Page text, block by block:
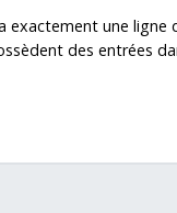
exactement une ligne
des entrées